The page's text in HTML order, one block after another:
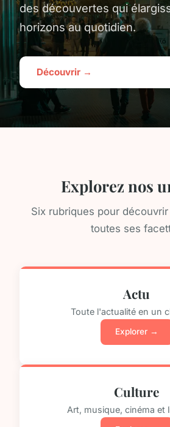
des découvertes qui
horizons au quotidien.
Découvrir →
Explorez nos
Six rubriques pour
toutes ses
Actu
Toute l'actualité en un
Explorer →
Culture
Art, musique, cinéma et